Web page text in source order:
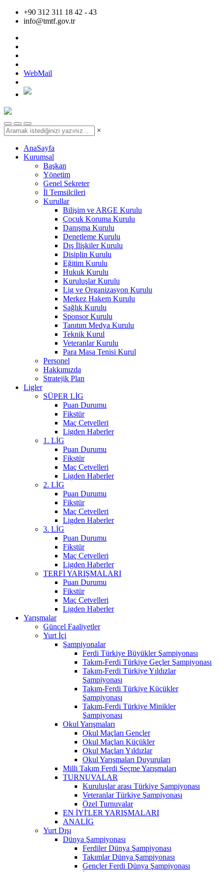
+90 312 311 18 42 - 43
info@tmtf.gov.tr
WebMail
×
AnaSayfa
Kurumsal
Başkan
Yönetim
Genel Sekreter
İl Temsilcileri
Kurullar
Bilişim ve ARGE Kurulu
Çocuk Koruma Kurulu
Danışma Kurulu
Denetleme Kurulu
Dış İlişkiler Kurulu
Disiplin Kurulu
Eğitim Kurulu
Hukuk Kurulu
Kuruluşlar Kurulu
Lig ve Organizasyon Kurulu
Merkez Hakem Kurulu
Sağlık Kurulu
Sponsor Kurulu
Tanıtım Medya Kurulu
Teknik Kurul
Veteranlar Kurulu
Para Masa Tenisi Kurul
Personel
Hakkımızda
Stratejik Plan
Ligler
SÜPER LİG
Puan Durumu
Fikstür
Maç Cetvelleri
Ligden Haberler
1. LİG
Puan Durumu
Fikstür
Maç Cetvelleri
Ligden Haberler
2. LİG
Puan Durumu
Fikstür
Maç Cetvelleri
Ligden Haberler
3. LİG
Puan Durumu
Fikstür
Maç Cetvelleri
Ligden Haberler
TERFİ YARIŞMALARI
Puan Durumu
Fikstür
Maç Cetvelleri
Ligden Haberler
Yarışmalar
Güncel Faaliyetler
Yurt İçi
Şampiyonalar
Ferdi Türkiye Büyükler Şampiyonası
Takım-Ferdi Türkiye Geçler Şampiyonası
Takım-Ferdi Türkiye Yıldızlar
Şampiyonası
Takım-Ferdi Türkiye Küçükler
Şampiyonası
Takım-Ferdi Türkiye Minikler
Şampiyonası
Okul Yarışmaları
Okul Maçları Gençler
Okul Maçları Küçükler
Okul Maçları Yıldızlar
Okul Yarışmaları Duyuruları
Milli Takım Ferdi Seçme Yarışmaları
TURNUVALAR
Kuruluşlar arası Türkiye Şampiyonası
Veteranlar Türkiye Şampiyonası
Özel Turnuvalar
EN İYİ'LER YARIŞMALARI
ANALİG
Yurt Dışı
Dünya Şampiyonası
Ferdiler Dünya Şampiyonası
Takımlar Dünya Şampiyonası
Gençler Ferdi Dünya Şampiyonası